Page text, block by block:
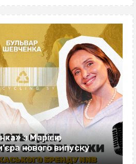
з Марією
нового випуску